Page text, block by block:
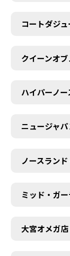
コートダジ
クイーンオ
ハイパーノ
ニュージャ
ノースラン
ミッド・ガ
大宮オメガ店